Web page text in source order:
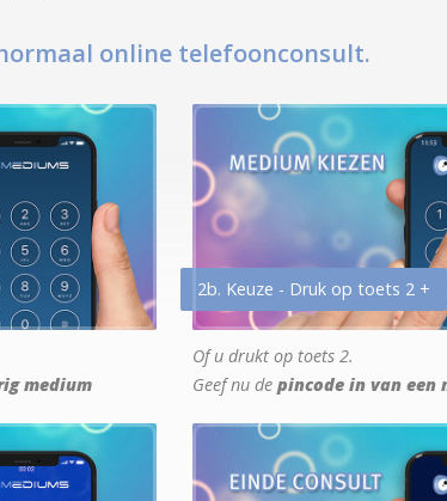
online telefoonconsult.
medium
2b. Keuze - Druk op toets 2 +
Of u drukt op toets 2.
Geef nu de pincode in van een